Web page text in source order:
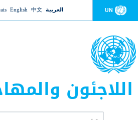
to navigation UN العربية 中文
English
اللاجئون